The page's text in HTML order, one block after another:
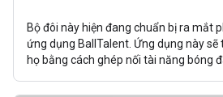
Bộ đôi này hiện đang chuẩn bị ra mắt
ứng dụng BallTalent. Ứng dụng này sẽ
họ bằng cách ghép nối tài năng bóng